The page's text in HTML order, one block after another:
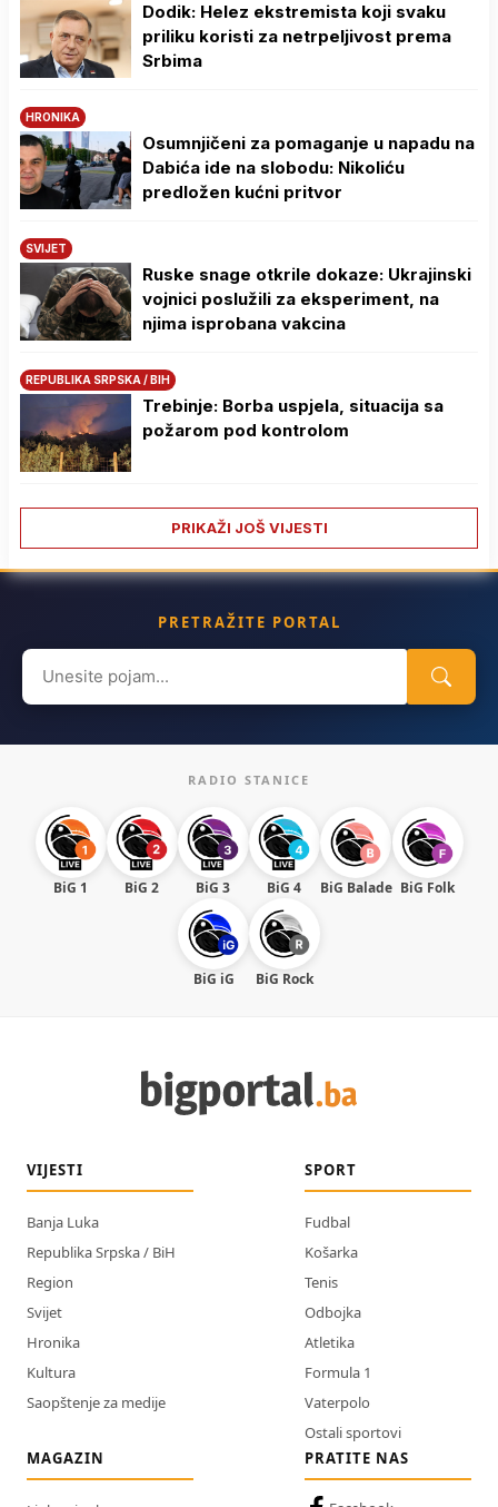
Dodik: Helez ekstremista koji svaku
priliku koristi za netrpeljivost prema
Srbima
HRONIKA
Osumnjičeni za pomaganje u napadu na
Dabića ide na slobodu: Nikoliću
predložen kućni pritvor
SVIJET
Ruske snage otkrile dokaze: Ukrajinski
vojnici poslužili za eksperiment, na
njima isprobana vakcina
REPUBLIKA SRPSKA / BIH
Trebinje: Borba uspjela, situacija sa
požarom pod kontrolom
PRIKAŽI JOŠ VIJESTI
PRETRAŽITE PORTAL
Search
for:
RADIO STANICE
BiG 1 BiG 2 BiG 3 BiG 4 BiG Balade BiG Folk
BiG iG BiG Rock
VIJESTI
Banja Luka
Republika Srpska / BiH
Region
Svijet
Hronika
Kultura
Saopštenje za medije
SPORT
Fudbal
Košarka
Tenis
Odbojka
Atletika
Formula 1
Vaterpolo
Ostali sportovi
MAGAZIN
PRATITE NAS